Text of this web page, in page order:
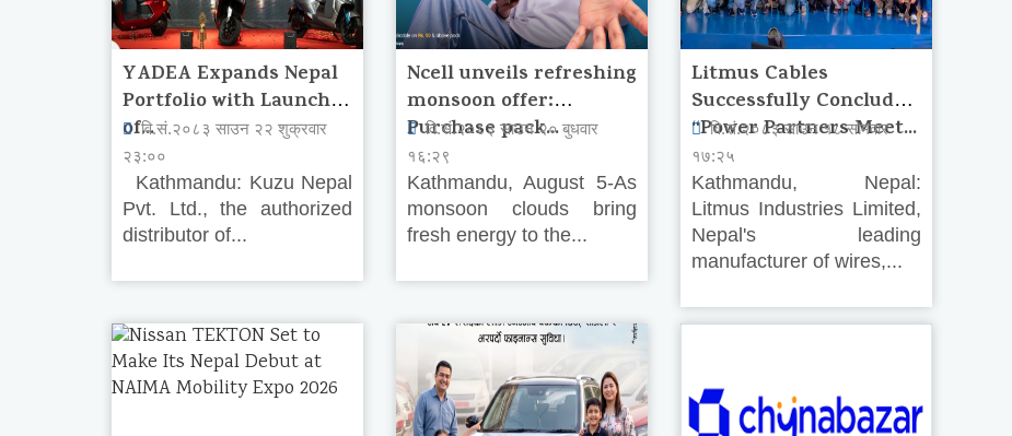
YADEA Expands Nepal
Portfolio with Launch
of...वि.सं.२०८३ साउन २२ शुक्रवार
२३:००
Kathmandu: Kuzu Nepal
Pvt. Ltd., the authorized
distributor of...
Ncell unveils refreshing
monsoon offer:
Purchase pack...
वि.सं.२०८३ साउन २० बुधवार
१६:२९
Kathmandu, August 5-As
monsoon clouds bring
fresh energy to the...
Litmus Cables
Successfully Concludes
“Power Partners Meet...
वि.सं.२०८३ साउन १८ सोमवार
१७:२५
Kathmandu, Nepal:
Litmus Industries Limited,
Nepal's leading
manufacturer of wires,...